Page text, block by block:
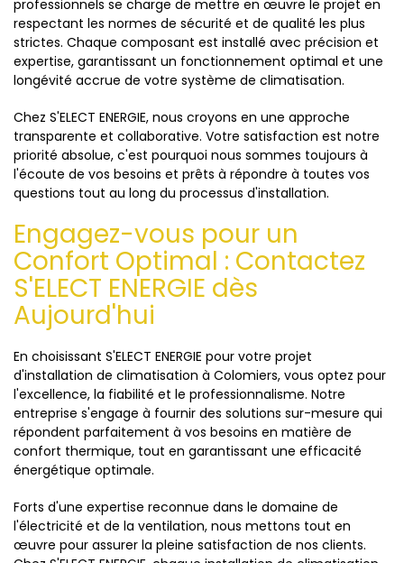
professionnels se charge de mettre en œuvre le projet en
respectant les normes de sécurité et de qualité les plus
strictes. Chaque composant est installé avec précision et
expertise, garantissant un fonctionnement optimal et une
longévité accrue de votre système de climatisation.
Chez S'ELECT ENERGIE, nous croyons en une approche
transparente et collaborative. Votre satisfaction est notre
priorité absolue, c'est pourquoi nous sommes toujours à
l'écoute de vos besoins et prêts à répondre à toutes vos
questions tout au long du processus d'installation.
Engagez-vous pour un
Confort Optimal : Contactez
S'ELECT ENERGIE dès
Aujourd'hui
En choisissant S'ELECT ENERGIE pour votre projet
d'installation de climatisation à Colomiers, vous optez pour
l'excellence, la fiabilité et le professionnalisme. Notre
entreprise s'engage à fournir des solutions sur-mesure qui
répondent parfaitement à vos besoins en matière de
confort thermique, tout en garantissant une efficacité
énergétique optimale.
Forts d'une expertise reconnue dans le domaine de
l'électricité et de la ventilation, nous mettons tout en
œuvre pour assurer la pleine satisfaction de nos clients.